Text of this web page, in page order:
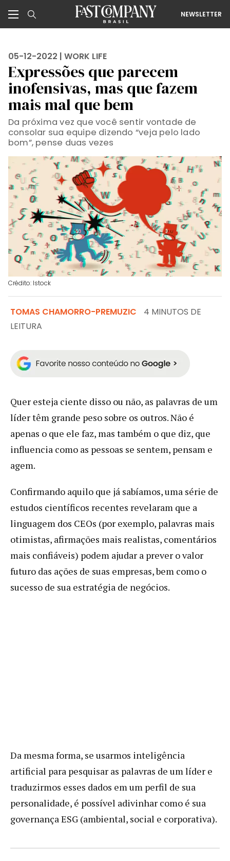
NEWSLETTER
05-12-2022 | WORK LIFE
Expressões que parecem
inofensivas, mas que fazem
mais mal que bem
Da próxima vez que você sentir vontade de
consolar sua equipe dizendo “veja pelo lado
bom”, pense duas vezes
Crédito: Istock
TOMAS CHAMORRO-PREMUZIC
4 MINUTOS DE
LEITURA
Quer esteja ciente disso ou não, as palavras de um
líder têm grande peso sobre os outros. Não é
apenas o que ele faz, mas também o que diz, que
influencia como as pessoas se sentem, pensam e
agem.
Confirmando aquilo que já sabíamos, uma série de
estudos científicos recentes revelaram que a
linguagem dos CEOs (por exemplo, palavras mais
otimistas, afirmações mais realistas, comentários
mais confiáveis) podem ajudar a prever o valor
futuro das ações de suas empresas, bem como o
sucesso de sua estratégia de negócios.
Da mesma forma, se usarmos inteligência
artificial para pesquisar as palavras de um líder e
traduzirmos esses dados em um perfil de sua
personalidade, é possível adivinhar como é sua
governança ESG (ambiental, social e corporativa).